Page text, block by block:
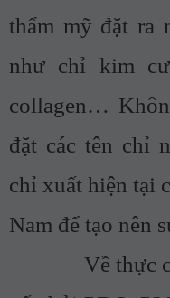
thẩm mỹ đặt ra
như chỉ kim
collagen…
đặt các tên chỉ
chỉ xuất hiện tại
Nam để tạo nên
Về thực chất